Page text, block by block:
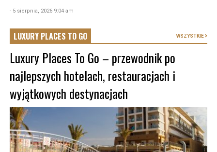
- 5 sierpnia, 2026 9:04 am
LUXURY PLACES TO GO WSZYSTKIE
Luxury Places To Go – przewodnik po
najlepszych hotelach, restauracjach i
wyjątkowych destynacjach